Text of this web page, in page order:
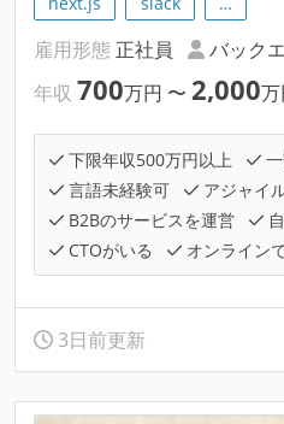
雇用形態 正社員 バック
年収 700万円 〜 2,000
下限年収500万円以上
言語未経験可
アジャイ
B2Bのサービスを運営
CTOがいる
オンライン
3日前更新